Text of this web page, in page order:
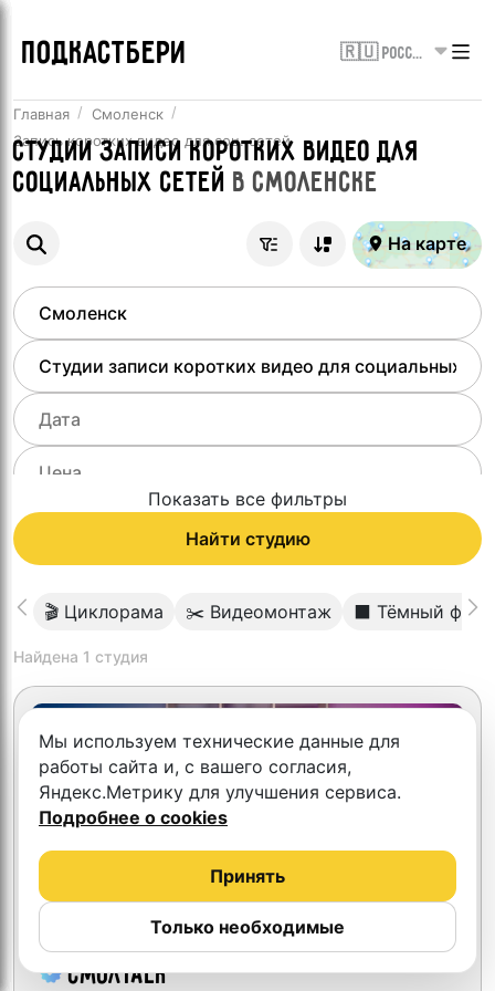
ПОДКАСТБЕРИ 🇷🇺 Россия
Главная
Смоленск
Запись коротких видео для соц. сетей
Студии записи коротких видео для
социальных сетей вСмоленске
На карте
Показать все фильтры
Найти студию
🎬 Циклорама ✂️ Видеомонтаж ⬛️ Тёмный фон
Найдена 1 студия
СмолTalk
Мы используем технические данные для
работы сайта и, с вашего согласия,
Яндекс.Метрику для улучшения сервиса.
Подробнее о cookies
Только необходимые
Принять